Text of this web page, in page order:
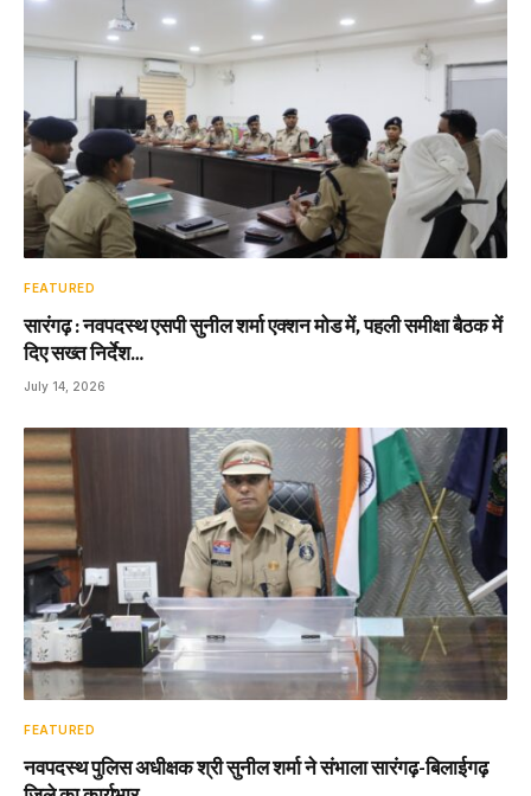
FEATURED
सारंगढ़ : नवपदस्थ एसपी सुनील शर्मा एक्शन मोड में, पहली समीक्षा बैठक में
दिए सख्त निर्देश…
July 14, 2026
FEATURED
नवपदस्थ पुलिस अधीक्षक श्री सुनील शर्मा ने संभाला सारंगढ़-बिलाईगढ़